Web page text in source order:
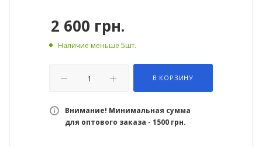
2 600 грн.
Наличие меньше 5шт.
В КОРЗИНУ
Внимание! Минимальная сумма
для оптового заказа - 1500 грн.